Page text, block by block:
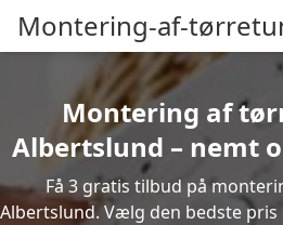
Montering-af-
Montering af
Albertslund – nemt
Få 3 gratis tilbud på
Albertslund. Vælg den bedste